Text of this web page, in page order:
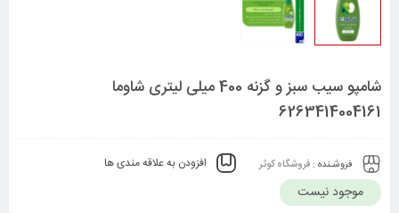
شامپو سیب سبز و گزنه 400 میلی لیتری شاوما
6263414004161
فروشـنده : فروشگاه کوثر افزودن به علاقه مندی ها
موجود نیست